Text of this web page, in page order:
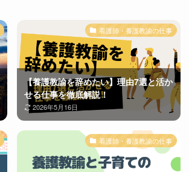
看護師・養護教諭の仕事
【養護教諭を辞めたい】理由7選と活か
せる仕事を徹底解説！
2026年5月16日
看護師・養護教諭の仕事